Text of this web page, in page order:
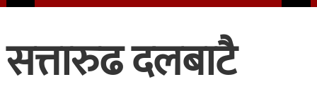
सत्तारुढ दलबाटै